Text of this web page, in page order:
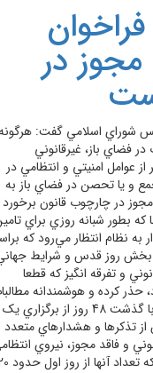
در
شوراي اسلامي گفت:
فضاي باز، غيرقانوني
امنيتي و انتظامي در
و يا تحصن در فضاي باز به
در چارچوب قانون برخورد
بطور شبانه روزي براي
به نظام انتظار مي‌رود که
بخش روز قدس و شرايط
و تفرقه انگيز که قطعا
کرده و هوشمندانه
خود را در چارچوب مقررات قانوني پيگيري کنند.سرانجام با گذشت 48 روز از برگزاري يک
تذکرها و هشدارهاي متعدد
و فاقد مجوز، نيروي
نسبت به جمع‌آوري و متفرق کردن اين